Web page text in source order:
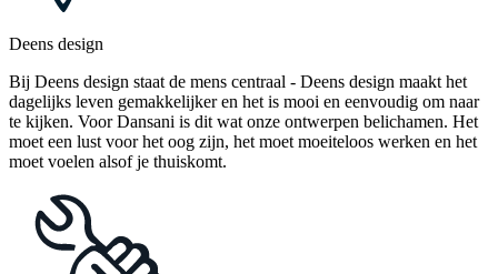
Deens design
Bij Deens design staat de mens centraal - Deens design maakt het
dagelijks leven gemakkelijker en het is mooi en eenvoudig om naar
te kijken. Voor Dansani is dit wat onze ontwerpen belichamen. Het
moet een lust voor het oog zijn, het moet moeiteloos werken en het
moet voelen alsof je thuiskomt.